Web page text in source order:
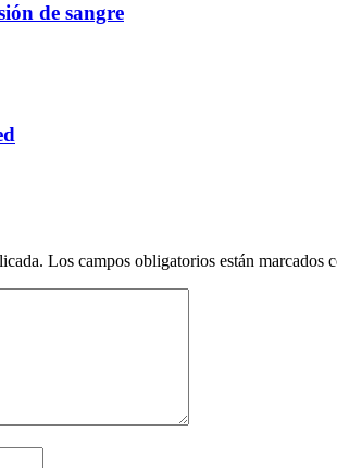
de sangre
Los campos obligatorios están marcados